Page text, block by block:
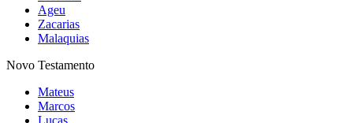
Ageu
Zacarias
Malaquias
Novo Testamento
Mateus
Marcos
Lucas